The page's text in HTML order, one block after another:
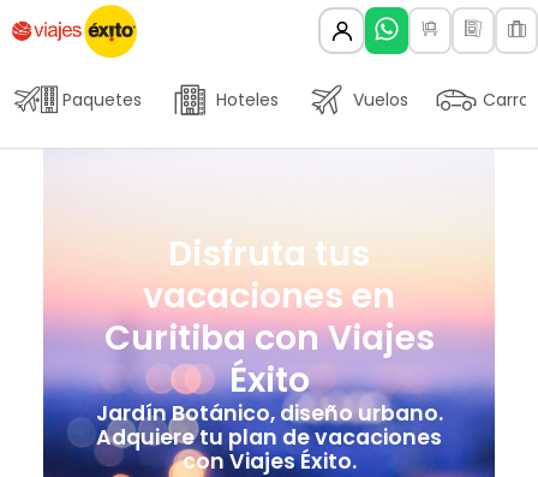
Paquetes Hoteles Vuelos Carros
Disfruta tus
vacaciones en
Curitiba con Viajes
Éxito
Jardín Botánico, diseño urbano.
Adquiere tu plan de vacaciones
con Viajes Éxito.